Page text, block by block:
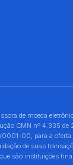
de moeda
CMN nº 4.935
00, para a
de suas
são instituições